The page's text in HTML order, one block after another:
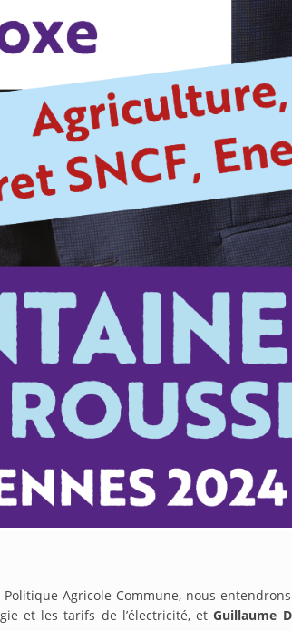
Agricole Commune, nous entendrons
et les tarifs de l’électricité, et Guillaume